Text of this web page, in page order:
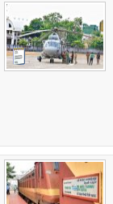
NewsIcon